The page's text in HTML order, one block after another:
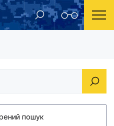
Розпорядження Новокаховського міського голови 2013 рік Про підготовку та
пошук